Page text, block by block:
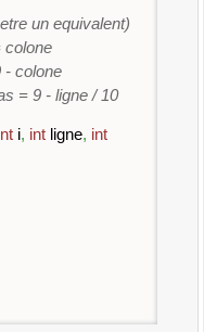
un equivalent)
colone
- colone
= 9 - ligne / 10
i, int ligne, int